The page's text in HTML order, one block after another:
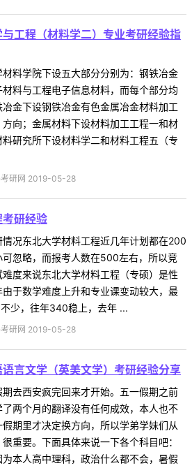
工程（材料学二）专业考研经验指
料学院下设五大部分分别为：钢铁冶金
料与工程电子信息材料，而每个部分均
金下设钢铁冶金有色金属冶金材料加工
向；金属材料下设材料加工工程一和材
研究所下设材料学二和材料工程五（专
考研网 2019-05-28
研经验
况东北大学材料工程近几年计划都在200
可忽略，而报考人数在500左右，所以竞
度来说东北大学材料工程（专硕）是性
于数学难度上升和专业课变动较大，最
少，往年340稳上，去年 ...
考研网 2019-05-28
言文学（英美文学）考研经验分享
去西安疯完回来才开始。五一假期之前
两个月的翻译没有任何成效，本人也不
期里才决定换方向，所以学弟学妹们从
重要。下面具体来说一下各个科目吧：
本人高中理科，政治什么都不会，暑假